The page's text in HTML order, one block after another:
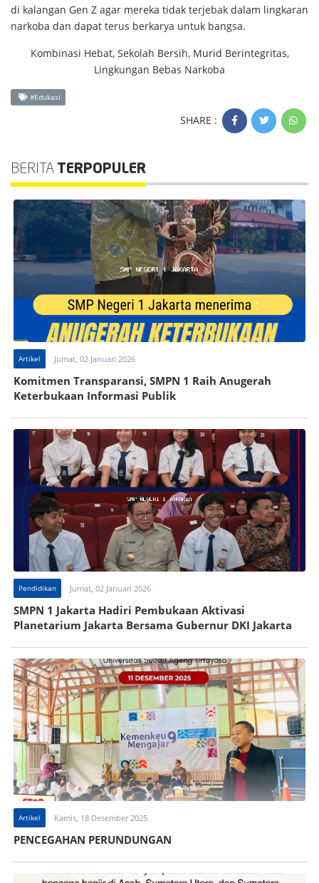
di kalangan Gen Z agar mereka tidak terjebak dalam lingkaran
narkoba dan dapat terus berkarya untuk bangsa.
Kombinasi Hebat, Sekolah Bersih, Murid Berintegritas,
Lingkungan Bebas Narkoba
#Edukasi
SHARE :
BERITA TERPOPULER
Artikel Jumat, 02 Januari 2026
Komitmen Transparansi, SMPN 1 Raih Anugerah
Keterbukaan Informasi Publik
Pendidikan Jumat, 02 Januari 2026
SMPN 1 Jakarta Hadiri Pembukaan Aktivasi
Planetarium Jakarta Bersama Gubernur DKI Jakarta
Artikel Kamis, 18 Desember 2025
PENCEGAHAN PERUNDUNGAN